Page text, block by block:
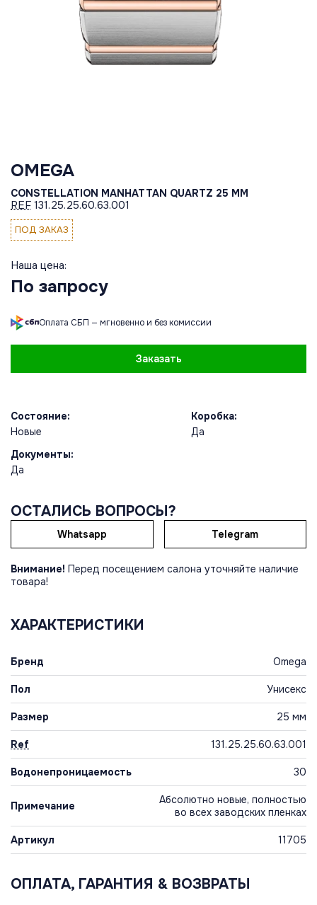
OMEGA
CONSTELLATION MANHATTAN QUARTZ 25 MM
REF 131.25.25.60.63.001
ПОД ЗАКАЗ
Наша цена:
По запросу
Оплата СБП — мгновенно и без комиссии
Заказать
Состояние:
Новые
Коробка:
Да
Документы:
Да
ОСТАЛИСЬ ВОПРОСЫ?
Whatsapp Telegram
Внимание! Перед посещением салона уточняйте наличие
товара!
ХАРАКТЕРИСТИКИ
Бренд Omega
Пол Унисекс
Размер 25 мм
Ref 131.25.25.60.63.001
Водонепроницаемость 30
Примечание
Абсолютно новые, полностью
во всех заводских пленках
Артикул 11705
ОПЛАТА, ГАРАНТИЯ & ВОЗВРАТЫ